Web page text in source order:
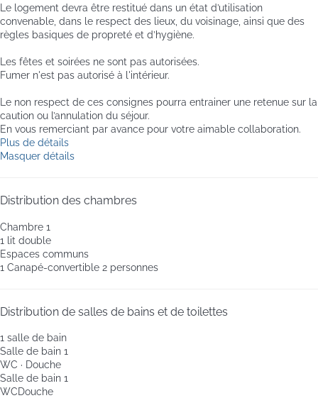
Le logement devra être restitué dans un état d’utilisation
convenable, dans le respect des lieux, du voisinage, ainsi que des
règles basiques de propreté et d’hygiène.
Les fêtes et soirées ne sont pas autorisées.
Fumer n'est pas autorisé à l'intérieur.
Le non respect de ces consignes pourra entrainer une retenue sur la
caution ou l’annulation du séjour.
En vous remerciant par avance pour votre aimable collaboration.
Plus de détails
Masquer détails
Distribution des chambres
Chambre 1
1 lit double
Espaces communs
1 Canapé-convertible 2 personnes
Distribution de salles de bains et de toilettes
1 salle de bain
Salle de bain 1
WC · Douche
Salle de bain 1
WCDouche